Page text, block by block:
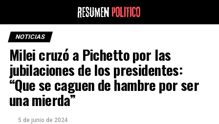
NOTICIAS
Milei cruzó a Pichetto por las
jubilaciones de los presidentes:
“Que se caguen de hambre por ser
una mierda”
5 de junio de 2024